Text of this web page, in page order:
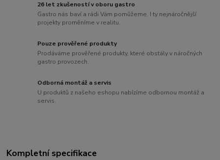
26 let zkušeností v oboru gastro
Gastro nás baví a rádi Vám pomůžeme. I ty nejnáročnější
projekty proměníme v realitu.
Pouze prověřené produkty
Prodáváme prověřené produkty, které obstály v náročných
gastro provozech.
Odborná montáž a servis
U produktů z našeho eshopu nabízíme odbornou montáž a
servis.
Kompletní specifikace